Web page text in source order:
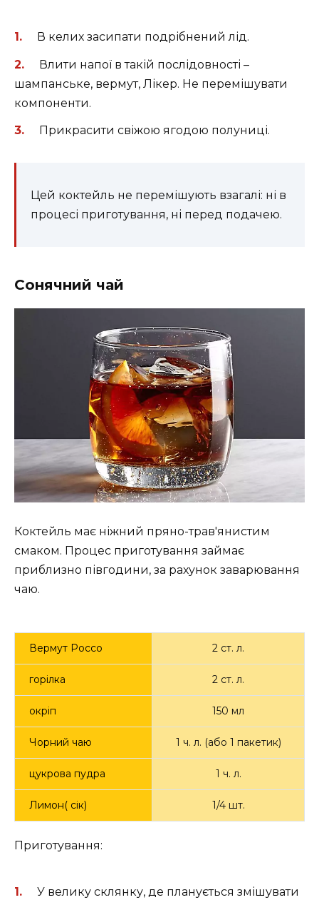
В келих засипати подрібнений лід.
Влити напої в такій послідовності –
шампанське, вермут, Лікер. Не перемішувати
компоненти.
Прикрасити свіжою ягодою полуниці.
Цей коктейль не перемішують взагалі: ні в
процесі приготування, ні перед подачею.
Сонячний чай
Коктейль має ніжний пряно-трав'янистим
смаком. Процес приготування займає
приблизно півгодини, за рахунок заварювання
чаю.
Вермут Россо 2 ст. л.
горілка 2 ст. л.
окріп 150 мл
Чорний чаю 1 ч. л. (або 1 пакетик)
цукрова пудра 1 ч. л.
Лимон( сік) 1/4 шт.
Приготування:
У велику склянку, де планується змішувати